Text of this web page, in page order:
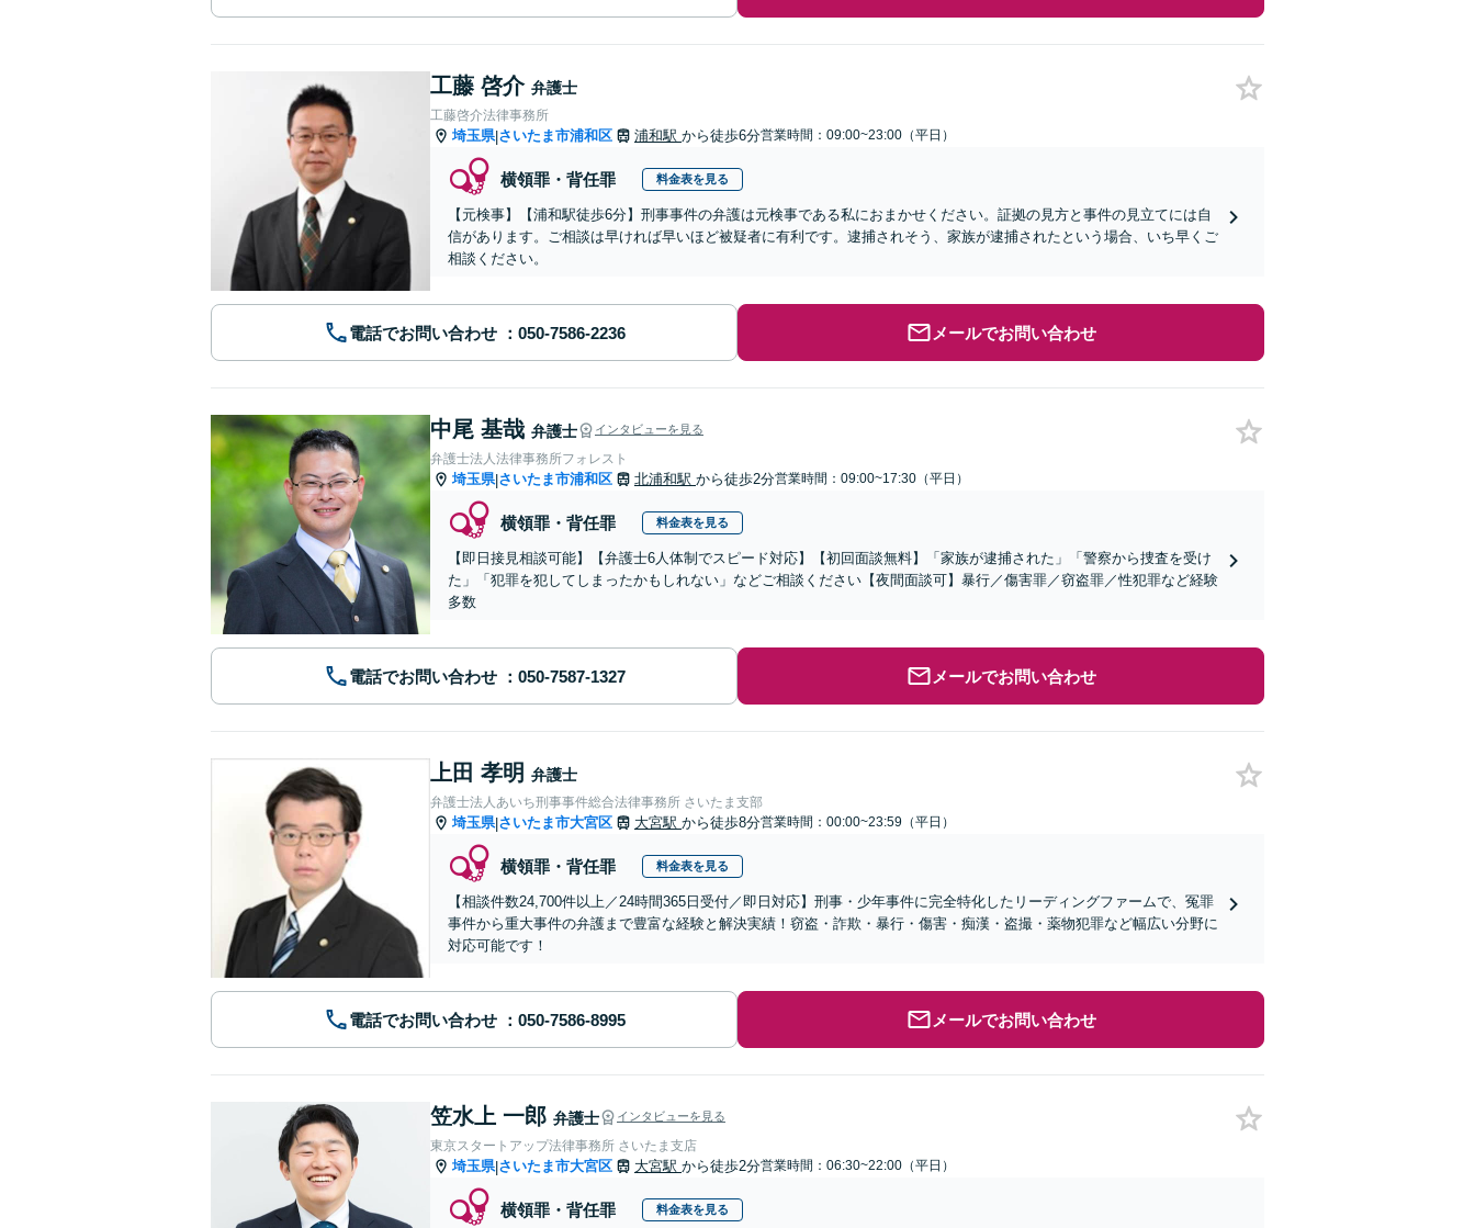
工藤 啓介 弁護士
工藤啓介法律事務所
埼玉県|さいたま市浦和区 浦和駅 から徒歩6分営業時間：09:00~23:00（平日）
横領罪・背任罪 料金表を見る
【元検事】【浦和駅徒歩6分】刑事事件の弁護は元検事である私におまかせください。証拠の見方と事件の見立てには自
信があります。ご相談は早ければ早いほど被疑者に有利です。逮捕されそう、家族が逮捕されたという場合、いち早くご
相談ください。
電話でお問い合わせ メールでお問い合わせ
中尾 基哉 弁護士 インタビューを見る
弁護士法人法律事務所フォレスト
埼玉県|さいたま市浦和区 北浦和駅 から徒歩2分営業時間：09:00~17:30（平日）
横領罪・背任罪 料金表を見る
【即日接見相談可能】【弁護士6人体制でスピード対応】【初回面談無料】「家族が逮捕された」「警察から捜査を受け
た」「犯罪を犯してしまったかもしれない」などご相談ください【夜間面談可】暴行／傷害罪／窃盗罪／性犯罪など経験
多数
電話でお問い合わせ メールでお問い合わせ
上田 孝明 弁護士
弁護士法人あいち刑事事件総合法律事務所 さいたま支部
埼玉県|さいたま市大宮区 大宮駅 から徒歩8分営業時間：00:00~23:59（平日）
横領罪・背任罪 料金表を見る
【相談件数24,700件以上／24時間365日受付／即日対応】刑事・少年事件に完全特化したリーディングファームで、冤罪
事件から重大事件の弁護まで豊富な経験と解決実績！窃盗・詐欺・暴行・傷害・痴漢・盗撮・薬物犯罪など幅広い分野に
対応可能です！
電話でお問い合わせ メールでお問い合わせ
笠水上 一郎 弁護士 インタビューを見る
東京スタートアップ法律事務所 さいたま支店
埼玉県|さいたま市大宮区 大宮駅 から徒歩2分営業時間：06:30~22:00（平日）
横領罪・背任罪 料金表を見る